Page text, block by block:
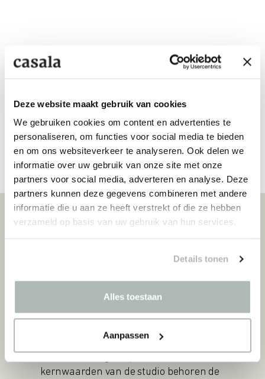
Deze website maakt gebruik van cookies
We gebruiken cookies om content en advertenties te
personaliseren, om functies voor social media te bieden
en om ons websiteverkeer te analyseren. Ook delen we
informatie over uw gebruik van onze site met onze
partners voor social media, adverteren en analyse. Deze
partners kunnen deze gegevens combineren met andere
informatie die u aan ze heeft verstrekt of die ze hebben
verzameld op basis van uw gebruik van hun services.
Details tonen
Alles toestaan
Aanpassen
Ontworpen door
vakmanschap hebben de studio voor
industrieel ontwerp en
interieurarchitectuur geholpen om
duurzame internationale
kernwaarden van de studio behoren de